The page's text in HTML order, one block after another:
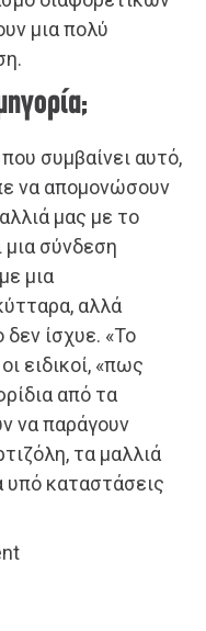
μια πολύ
συμβαίνει αυτό,
να απομονώσουν
μας με το
σύνδεση
μια
αλλά
ίσχυε. «Το
ειδικοί, «πως
από τα
να παράγουν
τα μαλλιά
υπό καταστάσεις